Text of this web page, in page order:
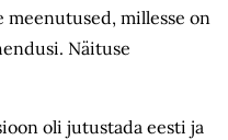
millesse on
Näituse
oli jutustada eesti ja